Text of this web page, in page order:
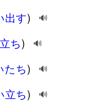
出す) 🔊
ち) 🔊
たち) 🔊
立ち) 🔊